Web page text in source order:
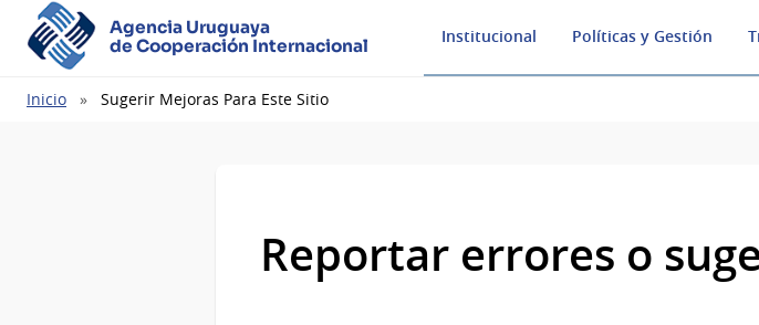
Agencia Uruguaya
de Cooperación Internacional
Institucional Políticas y Gestión
Ruta
Inicio Sugerir Mejoras Para Este Sitio
Reportar errores o